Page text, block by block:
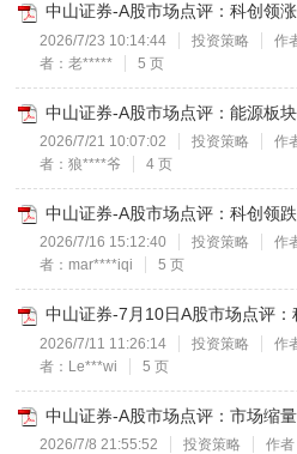
中山证券-A股市场点评：科创领
2026/7/23 10:14:44 投资策略 作
者：老*****
5 页
中山证券-A股市场点评：能源板
2026/7/21 10:07:02 投资策略 作
者：狼****爷
4 页
中山证券-A股市场点评：科创领
2026/7/16 15:12:40 投资策略 作
者：mar****iqi
5 页
中山证券-7月10日A股市场点评
2026/7/11 11:26:14 投资策略 作
者：Le***wi
5 页
中山证券-A股市场点评：市场缩
2026/7/8 21:55:52 投资策略 作